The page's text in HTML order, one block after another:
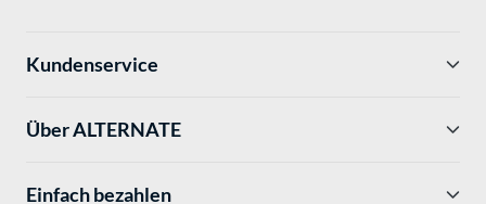
Kundenservice
Über ALTERNATE
Einfach bezahlen